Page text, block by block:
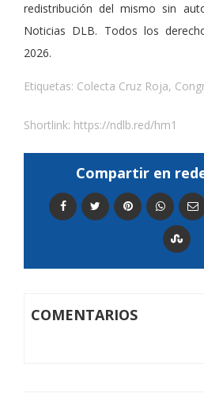
redistribución del mismo sin
Noticias DLB. Todos los
2026.
Etiquetas: Colecta Cruz Roja,
Shortlink: https://ndlb.red/hm1
Compartir en
COMENTARIOS